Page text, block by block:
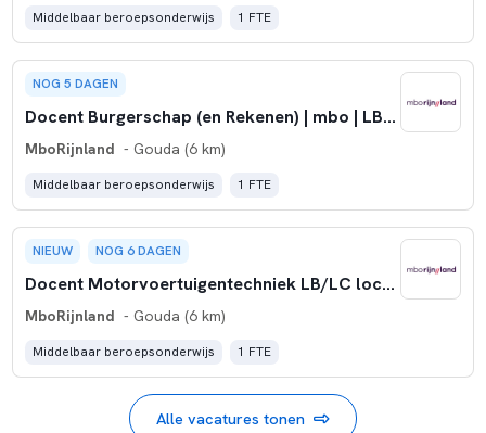
Middelbaar beroepsonderwijs 1 FTE
NOG 5 DAGEN
Docent Burgerschap (en Rekenen) | mbo | LB | mboRijnland
MboRijnland - Gouda (6 km)
Middelbaar beroepsonderwijs 1 FTE
NIEUW NOG 6 DAGEN
Docent Motorvoertuigentechniek LB/LC locatie Gouda
MboRijnland - Gouda (6 km)
Middelbaar beroepsonderwijs 1 FTE
Alle vacatures tonen